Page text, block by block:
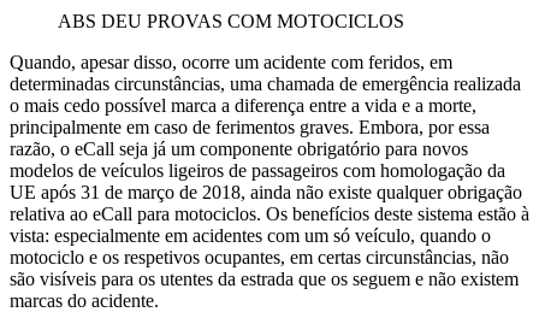
ABS DEU PROVAS COM MOTOCICLOS
Quando, apesar disso, ocorre um acidente com feridos, em
determinadas circunstâncias, uma chamada de emergência realizada
o mais cedo possível marca a diferença entre a vida e a morte,
principalmente em caso de ferimentos graves. Embora, por essa
razão, o eCall seja já um componente obrigatório para novos
modelos de veículos ligeiros de passageiros com homologação da
UE após 31 de março de 2018, ainda não existe qualquer obrigação
relativa ao eCall para motociclos. Os benefícios deste sistema estão à
vista: especialmente em acidentes com um só veículo, quando o
motociclo e os respetivos ocupantes, em certas circunstâncias, não
são visíveis para os utentes da estrada que os seguem e não existem
marcas do acidente.